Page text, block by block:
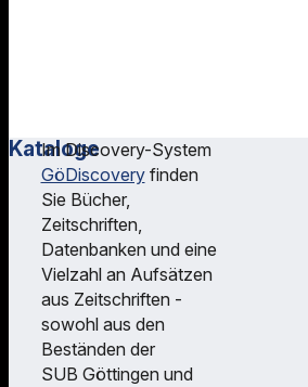
Kataloge
Im Discovery-System
GöDiscoveryfinden
Sie Bücher,
Zeitschriften,
Datenbanken und eine
Vielzahl an Aufsätzen
aus Zeitschriften -
sowohl aus den
Beständen der
SUB Göttingen und